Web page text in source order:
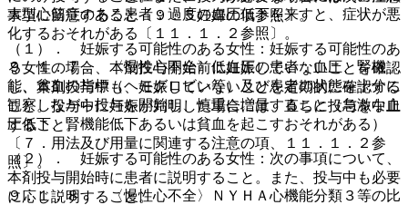
事項に留意すること〔９．５妊婦の項参照〕。
（１）． 妊娠する可能性のある女性：妊娠する可能性のあ
る女性の場合、本剤投与開始前に妊娠していないことを確認
し、本剤投与中も、妊娠していないことを定期的に確認する
こと。投与中に妊娠が判明した場合には、直ちに投与を中止
すること。
（２）． 妊娠する可能性のある女性：次の事項について、
本剤投与開始時に患者に説明すること。また、投与中も必要
に応じ説明すること。
大型心筋症のある患者：過度の血圧低下を来すと、症状が悪
化するおそれがある〔１１．１．２参照〕。
９．１．７． 〈慢性心不全〉低血圧の患者：血圧、腎機
能、貧血の指標（ヘモグロビン等）及び患者の状態を十分に
観察しながら投与を開始し、慎重に増量すること（急激な血
圧低下、腎機能低下あるいは貧血を起こすおそれがある）
〔７．用法及び用量に関連する注意の項、１１．１．２参
照〕。
９．１．８． 〈慢性心不全〉ＮＹＨＡ心機能分類３等の比